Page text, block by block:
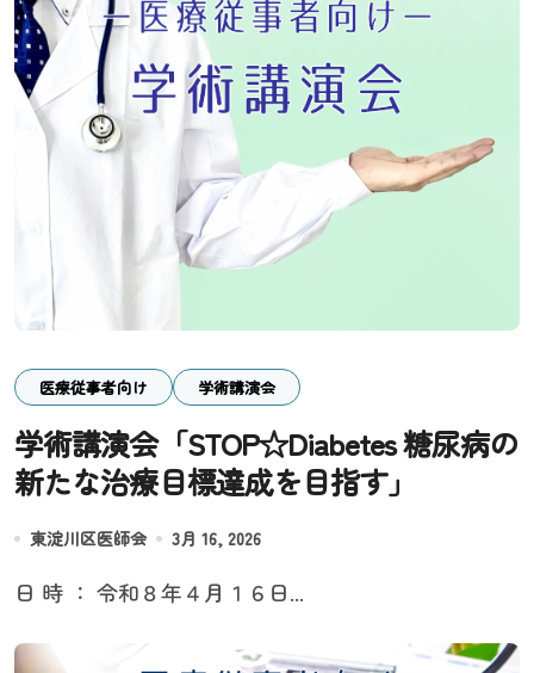
医療従事者向け 学術講演会
学術講演会「STOP☆Diabetes 糖尿病の
新たな治療目標達成を目指す」
東淀川区医師会 3月 16, 2026
日 時 ： 令和８年４月１６日...